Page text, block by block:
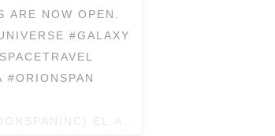
ARE NOW OPEN.
#GALAXY
#ORIONSPAN